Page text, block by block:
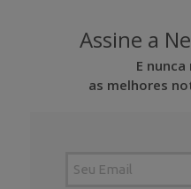
Assine a
E
as melhores